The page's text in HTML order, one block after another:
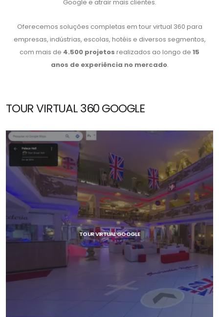
Google e atrair mais clientes.
Oferecemos soluções completas em tour virtual 360 para
empresas, indústrias, escolas, hotéis e diversos segmentos,
com mais de 4.500 projetos realizados ao longo de 15
anos de experiência no mercado.
TOUR VIRTUAL 360 GOOGLE
TOUR VIRTUAL GOOGLE